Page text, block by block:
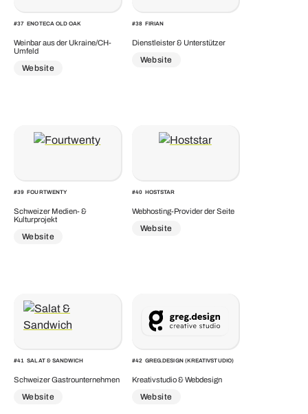
#37 ENOTECA OLD OAK
Weinbar aus der Ukraine/CH-
Umfeld
Website
#38 FIRIAN
Dienstleister & Unterstützer
Website
#39 FOURTWENTY
Schweizer Medien- &
Kulturprojekt
Website
#40 HOSTSTAR
Webhosting-Provider der Seite
Website
#41 SALAT & SANDWICH
Schweizer Gastrounternehmen
Website
#42 GREG.DESIGN (KREATIVSTUDIO)
Kreativstudio & Webdesign
Website